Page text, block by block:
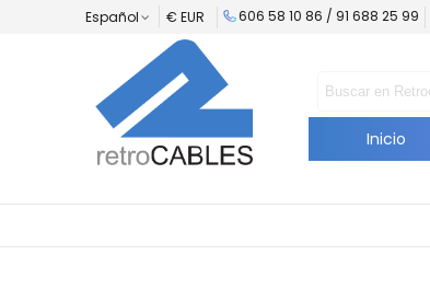
Español € EUR 606 58 10 86 / 91 688 25 99
Inicio